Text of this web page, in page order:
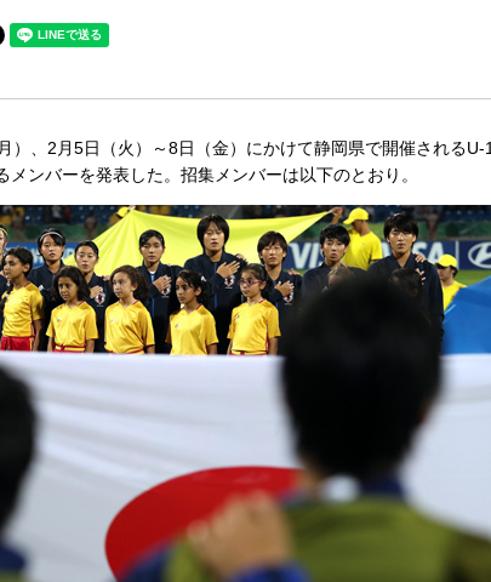
）、2月5日（火）～8日（金）にかけて静岡県で開催される
メンバーを発表した。招集メンバーは以下のとおり。